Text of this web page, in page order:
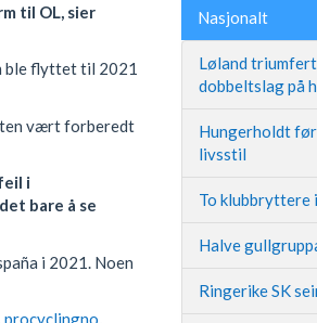
til OL, sier
ble flyttet til 2021
vært forberedt
i
bare å se
i 2021. Noen
,procyclingno,
Nasjonalt
Løland
dobbeltslag på
Hungerholdt
livsstil
To klubbryttere
Halve
Ringerike SK